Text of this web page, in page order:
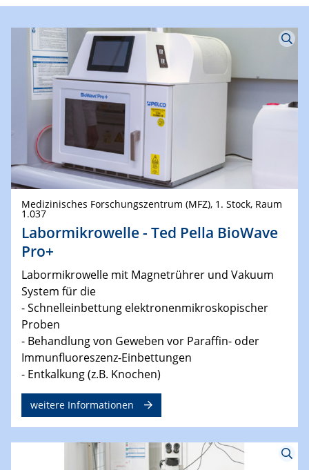
Medizinisches Forschungszentrum (MFZ), 1. Stock, Raum
1.037
Labormikrowelle - Ted Pella BioWave
Pro+
Labormikrowelle mit Magnetrührer und Vakuum
System für die
- Schnelleinbettung elektronenmikroskopischer
Proben
- Behandlung von Geweben vor Paraffin- oder
Immunfluoreszenz-Einbettungen
- Entkalkung (z.B. Knochen)
weitere Informationen